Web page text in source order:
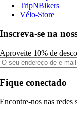
TripNBikers
Vélo-Store
Inscreva-se na
Aproveite 10% de
Fique conectado
Encontre-nos nas redes